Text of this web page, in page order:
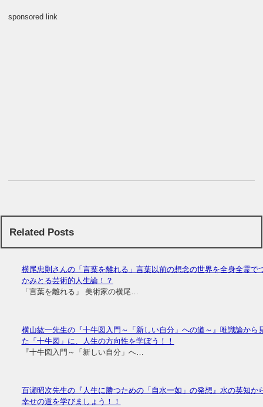
sponsored link
Related Posts
横尾忠則さんの「言葉を離れる」言葉以前の想念の世界を全身全霊で
かみとる芸術的人生論！？
「言葉を離れる」 美術家の横尾…
横山紘一先生の『十牛図入門～「新しい自分」への道～』唯識論から
た「十牛図」に、人生の方向性を学ぼう！！
『十牛図入門～「新しい自分」へ…
百瀬昭次先生の『人生に勝つための「自水一如」の発想』水の英知か
幸せの道を学びましょう！！